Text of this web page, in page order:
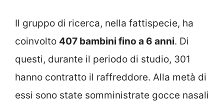
Il gruppo di ricerca, nella fattispecie, ha
coinvolto 407 bambini fino a 6 anni. Di
questi, durante il periodo di studio, 301
hanno contratto il raffreddore. Alla metà di
essi sono state somministrate gocce nasali